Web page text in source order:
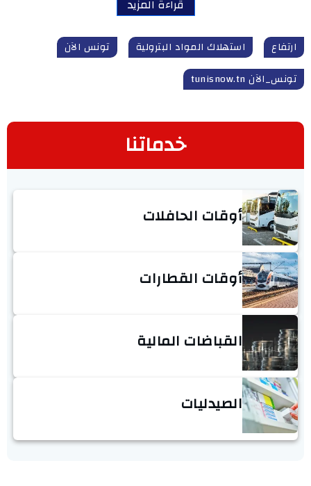
قراءة المزيد
ارتفاع استهلاك المواد البترولية
تونس الآن
تونس_الآن tunisnow.tn
خدماتنا
أوقات الحافلات
أوقات القطارات
القباضات المالية
الصيدليات